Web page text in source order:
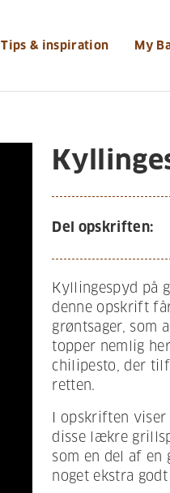
Tips & inspiration My
Del opskriften:
Kyllingespyd på
denne opskrift
grøntsager, som
topper nemlig
chilipesto, der
retten.
I opskriften
disse lækre
som en del af
noget ekstra